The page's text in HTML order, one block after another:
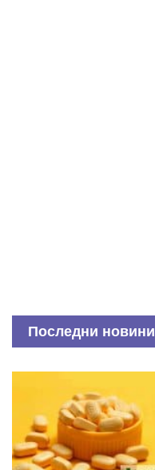
Последни новини